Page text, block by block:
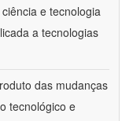
e tecnologia
a tecnologias
das mudanças
tecnológico e